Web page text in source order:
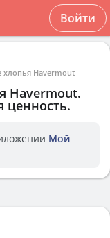
Войти
хлопья Havermout
Havermout.
ценность.
Мой